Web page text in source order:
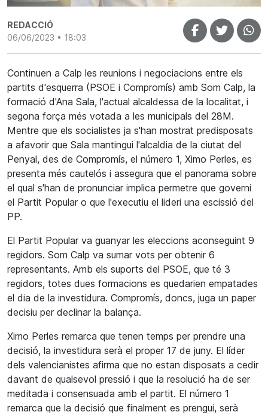
REDACCIÓ
06/06/2023 • 18:03
Continuen a Calp les reunions i negociacions entre els
partits d'esquerra (PSOE i Compromís) amb Som Calp, la
formació d'Ana Sala, l'actual alcaldessa de la localitat, i
segona força més votada a les municipals del 28M.
Mentre que els socialistes ja s'han mostrat predisposats
a afavorir que Sala mantingui l'alcaldia de la ciutat del
Penyal, des de Compromís, el número 1, Ximo Perles, es
presenta més cautelós i assegura que el panorama sobre
el qual s'han de pronunciar implica permetre que governi
el Partit Popular o que l'executiu el lideri una escissió del
PP.
El Partit Popular va guanyar les eleccions aconseguint 9
regidors. Som Calp va sumar vots per obtenir 6
representants. Amb els suports del PSOE, que té 3
regidors, totes dues formacions es quedarien empatades
el dia de la investidura. Compromís, doncs, juga un paper
decisiu per declinar la balança.
Ximo Perles remarca que tenen temps per prendre una
decisió, la investidura serà el proper 17 de juny. El líder
dels valencianistes afirma que no estan disposats a cedir
davant de qualsevol pressió i que la resolució ha de ser
meditada i consensuada amb el partit. El número 1
remarca que la decisió que finalment es prengui, serà